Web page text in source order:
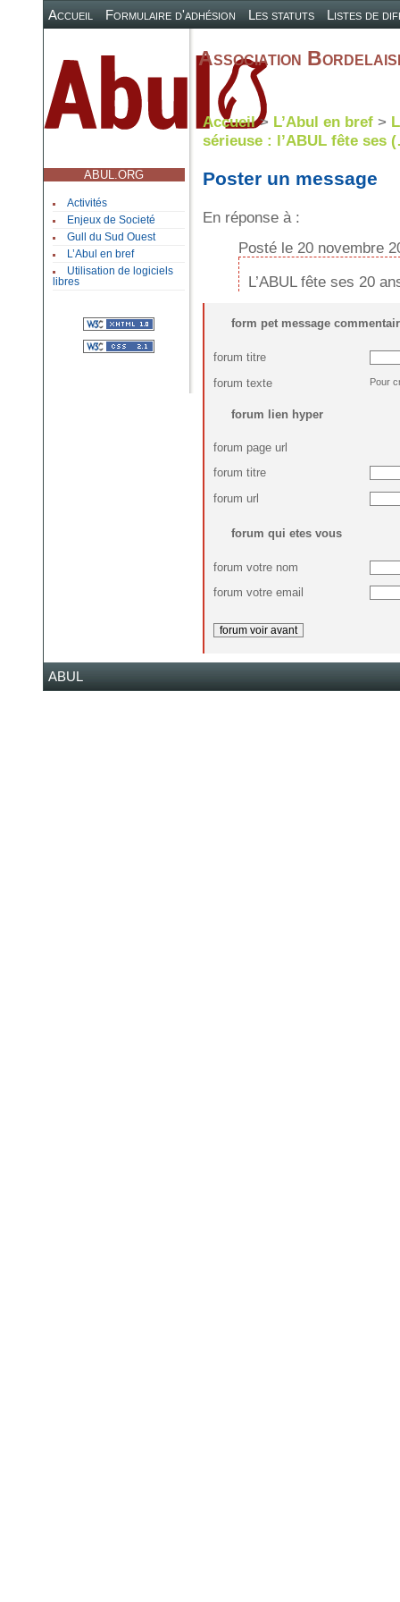
Accueil Formulaire d'adhésion Les statuts Listes de
ABUL.ORG
Activités
Enjeux de Societé
Gull du Sud Ouest
L’Abul en bref
Utilisation de logiciels
libres
Association
Accueil> L’Abul en bref>
sérieuse : l’ABUL fête ses
Poster un message
En réponse à :
Posté le 20 novembre
L’ABUL fête ses 20
form pet message
forum titre
forum texte
Pour
forum lien hyper
forum page url
forum titre
forum url
forum qui etes vous
forum votre nom
forum votre email
ABUL